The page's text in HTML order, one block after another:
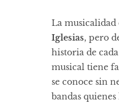
La musicalidad
Iglesias, pero
historia de
musical tiene
se conoce sin
bandas